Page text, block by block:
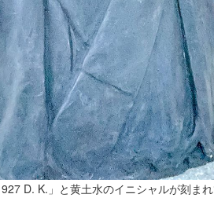
D. K.」と黄土水のイニシャルが刻ま